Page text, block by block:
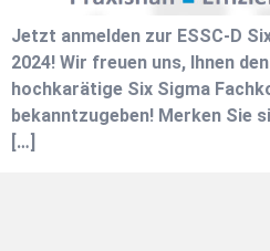
Jetzt anmelden zur ESSC-D
2024! Wir freuen uns, Ihnen
hochkarätige Six Sigma
bekanntzugeben! Merken Sie
[…]